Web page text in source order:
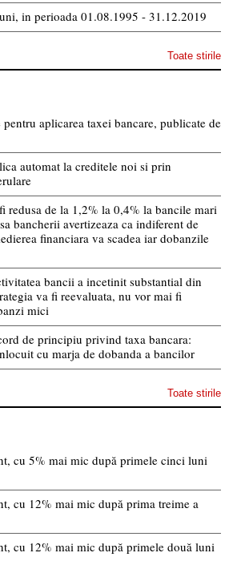
in perioada 01.08.1995 - 31.12.2019
Toate stirile
aplicarea taxei bancare, publicate de
automat la creditele noi si prin
redusa de la 1,2% la 0,4% la bancile mari
bancherii avertizeaza ca indiferent de
financiara va scadea iar dobanzile
bancii a incetinit substantial din
va fi reevaluata, nu vor mai fi
mici
de principiu privind taxa bancara:
cu marja de dobanda a bancilor
Toate stirile
cu 5% mai mic după primele cinci luni
cu 12% mai mic după prima treime a
cu 12% mai mic după primele două luni